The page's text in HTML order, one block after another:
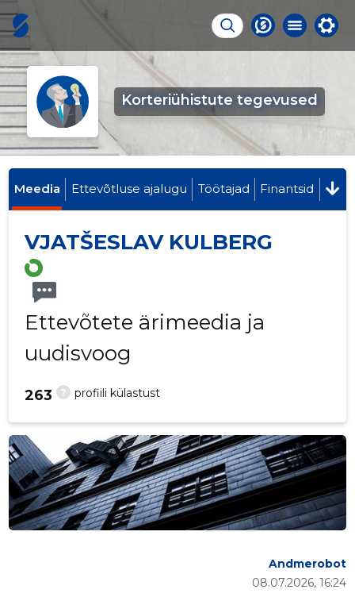
Korteriühistute tegevused
Meedia Ettevõtluse ajalugu Töötajad Finantsid
VJATŠESLAV KULBERG
Ettevõtete ärimeedia ja
uudisvoog
? profiili külastust
263
08.07.2026, 16:24
Andmerobot